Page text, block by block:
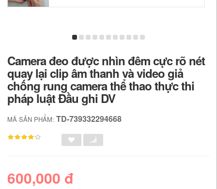
Camera đeo được nhìn đêm cực rõ nét
quay lại clip âm thanh và video giả
chống rung camera thể thao thực thi
pháp luật Đầu ghi DV
MÃ SẢN PHẨM: TD-739332294668
600,000 đ